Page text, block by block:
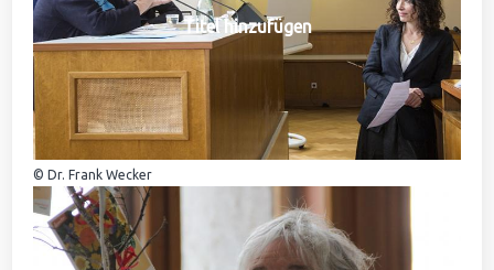
Titel hinzufügen
© Dr. Frank Wecker